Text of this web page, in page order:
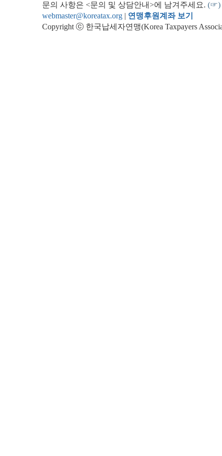
문의 사항은 <문의 및 상담안내>에 남겨주세요. (☞)
webmaster@koreatax.org | 연맹후원계좌 보기
Copyright ⓒ 한국납세자연맹(Korea Taxpayers